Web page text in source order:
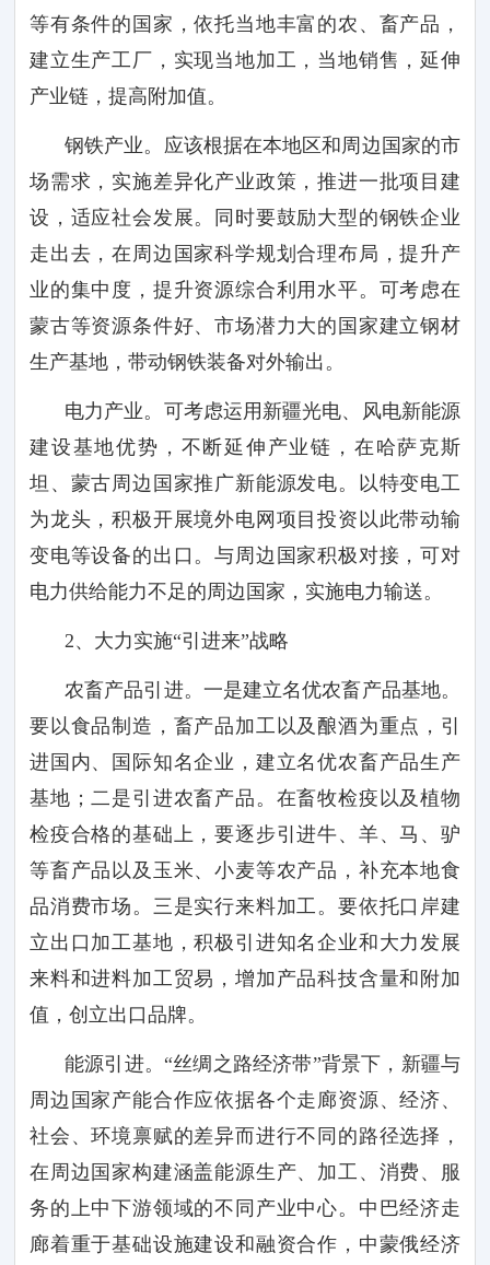
等有条件的国家，依托当地丰富的农、畜产品，
建立生产工厂，实现当地加工，当地销售，延伸
产业链，提高附加值。
钢铁产业。应该根据在本地区和周边国家的市
场需求，实施差异化产业政策，推进一批项目建
设，适应社会发展。同时要鼓励大型的钢铁企业
走出去，在周边国家科学规划合理布局，提升产
业的集中度，提升资源综合利用水平。可考虑在
蒙古等资源条件好、市场潜力大的国家建立钢材
生产基地，带动钢铁装备对外输出。
电力产业。可考虑运用新疆光电、风电新能源
建设基地优势，不断延伸产业链，在哈萨克斯
坦、蒙古周边国家推广新能源发电。以特变电工
为龙头，积极开展境外电网项目投资以此带动输
变电等设备的出口。与周边国家积极对接，可对
电力供给能力不足的周边国家，实施电力输送。
2、大力实施“引进来”战略
农畜产品引进。一是建立名优农畜产品基地。
要以食品制造，畜产品加工以及酿酒为重点，引
进国内、国际知名企业，建立名优农畜产品生产
基地；二是引进农畜产品。在畜牧检疫以及植物
检疫合格的基础上，要逐步引进牛、羊、马、驴
等畜产品以及玉米、小麦等农产品，补充本地食
品消费市场。三是实行来料加工。要依托口岸建
立出口加工基地，积极引进知名企业和大力发展
来料和进料加工贸易，增加产品科技含量和附加
值，创立出口品牌。
能源引进。 “丝绸之路经济带”背景下，新疆与
周边国家产能合作应依据各个走廊资源、经济、
社会、环境禀赋的差异而进行不同的路径选择，
在周边国家构建涵盖能源生产、加工、消费、服
务的上中下游领域的不同产业中心。中巴经济走
廊着重于基础设施建设和融资合作，中蒙俄经济